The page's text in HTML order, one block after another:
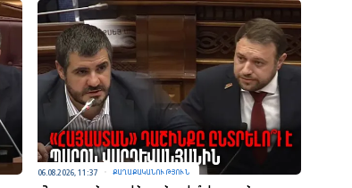
06.08.2026, 11:37 ՔԱՂԱՔԱԿԱՆՈՒԹՅՈՒՆ